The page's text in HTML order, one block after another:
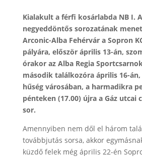
Kialakult a férfi kosárlabda NB I.
negyeddöntős sorozatának
Arconic-Alba Fehérvár a Sopron
pályára, először április 13-án,
órakor az Alba Regia
második találkozóra április 16-án,
hűség városában, a harmadikra
pénteken (17.00) újra a Gáz utcai
sor.
Amennyiben nem dől el három
továbbjutás sorsa, akkor
küzdő felek még április 22-én